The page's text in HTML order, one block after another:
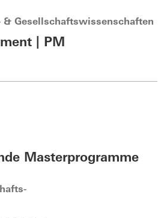
& Gesellschaftswissenschaften
| PM
Masterprogramme